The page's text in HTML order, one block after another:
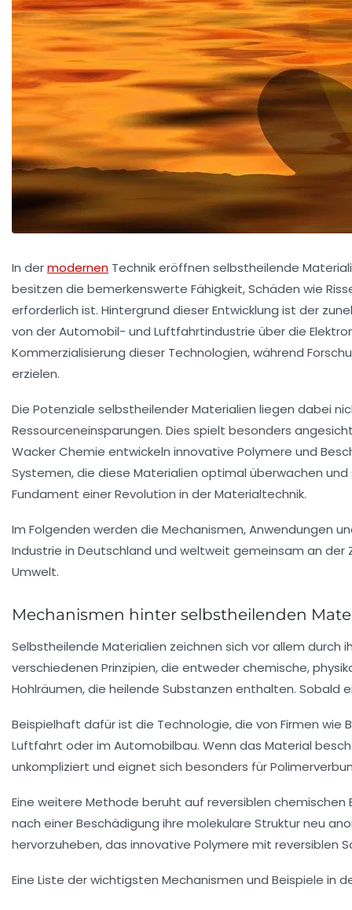
In dermodernen Technik eröffnen selbstheilende
besitzen die bemerkenswerte Fähigkeit, Schäden wie
erforderlich ist. Hintergrund dieser Entwicklung ist der
von der Automobil- und Luftfahrtindustrie über die
Kommerzialisierung dieser Technologien, während
erzielen.
Die Potenziale selbstheilender Materialien liegen dabei
Ressourceneinsparungen. Dies spielt besonders
Wacker Chemie entwickeln innovative Polymere und
Systemen, die diese Materialien optimal überwachen
Fundament einer Revolution in der Materialtechnik.
Im Folgenden werden die Mechanismen, Anwendungen
Industrie in Deutschland und weltweit gemeinsam an
Umwelt.
Mechanismen hinter selbstheilenden
Selbstheilende Materialien zeichnen sich vor allem durch
verschiedenen Prinzipien, die entweder chemische,
Hohlräumen, die heilende Substanzen enthalten.
Beispielhaft dafür ist die Technologie, die von Firmen wie
Luftfahrt oder im Automobilbau. Wenn das Material
unkompliziert und eignet sich besonders für
Eine weitere Methode beruht auf reversiblen
nach einer Beschädigung ihre molekulare Struktur neu
hervorzuheben, das innovative Polymere mit reversiblen
Eine Liste der wichtigsten Mechanismen und Beispiele in